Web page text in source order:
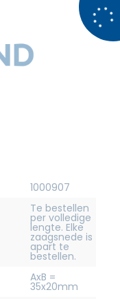
1000907
Te bestellen
per volledige
lengte. Elke
zaagsnede is
apart te
bestellen.
AxB =
35x20mm